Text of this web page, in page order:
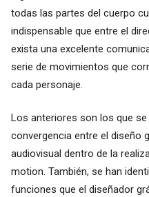
todas las partes del cuerpo
indispensable que entre el
exista una excelente
serie de movimientos que
cada personaje.
Los anteriores son los que
convergencia entre el diseño
audiovisual dentro de la
motion. También, se han
funciones que el diseñador